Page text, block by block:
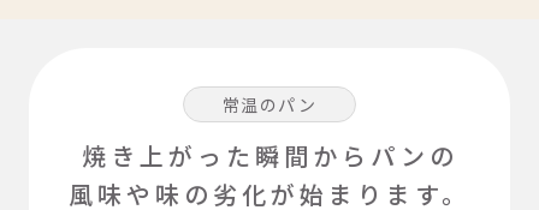
常温のパン
焼き上がった瞬間からパンの
風味や味の劣化が始まります。